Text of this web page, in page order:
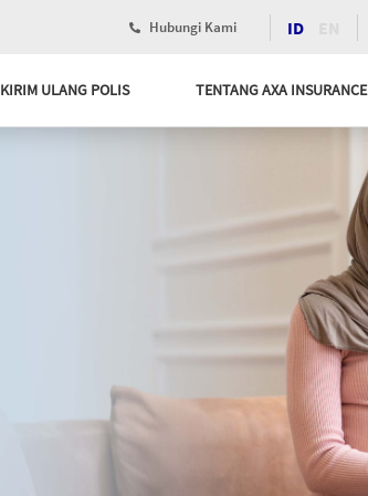
Hubungi Kami ID
KIRIM ULANG POLIS TENTANG AXA INSURANCE